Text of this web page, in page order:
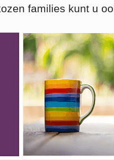
families kunt u